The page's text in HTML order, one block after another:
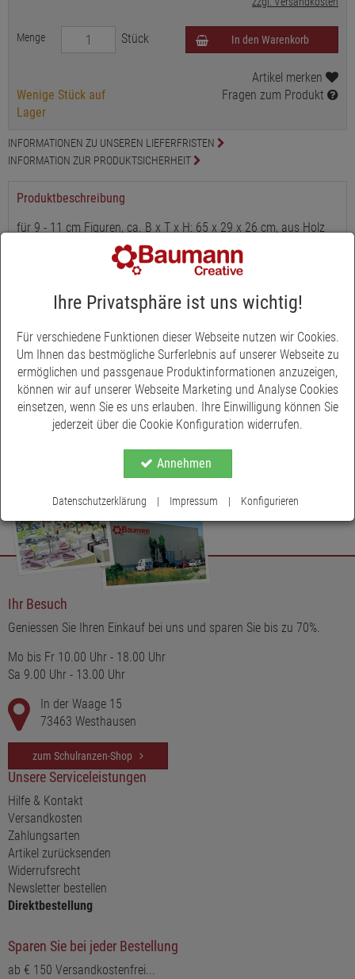
Menge Stück In den Warenkorb
Wenige Stück auf
Lager
Artikel merken
Fragen zum Produkt
INFORMATIONEN ZU UNSEREN LIEFERFRISTEN
INFORMATION ZUR PRODUKTSICHERHEIT
Produktbeschreibung
für 9 - 11 cm Figuren, ca. B x T x H: 65 x 29 x 26 cm, aus Holz
Ihr Besuch
Geniessen Sie Ihren Einkauf bei uns und sparen Sie bis zu 70%.
Mo bis Fr 10.00 Uhr - 18.00 Uhr
Sa 9.00 Uhr - 13.00 Uhr
In der Waage 15
73463 Westhausen
zum Schulranzen-Shop
Unsere Serviceleistungen
Hilfe & Kontakt
Versandkosten
Zahlungsarten
Artikel zurücksenden
Widerrufsrecht
Newsletter bestellen
Direktbestellung
Sparen Sie bei jeder Bestellung
ab € 150 Versandkostenfrei...
Ihre Privatsphäre ist uns wichtig!
Für verschiedene Funktionen dieser Webseite nutzen wir Cookies.
Um Ihnen das bestmögliche Surferlebnis auf unserer Webseite zu
ermöglichen und passgenaue Produktinformationen anzuzeigen,
können wir auf unserer Webseite Marketing und Analyse Cookies
einsetzen, wenn Sie es uns erlauben. Ihre Einwilligung können Sie
jederzeit über die Cookie Konfiguration widerrufen.
Annehmen
Datenschutzerklärung | Impressum | Konfigurieren